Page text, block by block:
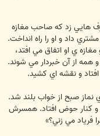
هايي زد كه صاحب مغازه
داد و او را راه انداخت.
ي او اتفاق مي افتد،
از آن خبردار مي شوند.
و نقشه اي كشيد.
صبح از خواب بلند شد.
و كنار حوض افتاد. همسرش
فرياد مي زني؟»